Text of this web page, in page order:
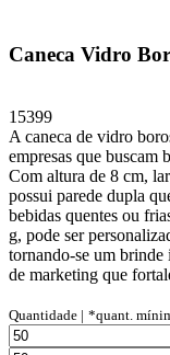
Caneca Vidro
15399
A caneca de vidro
empresas que buscam
Com altura de 8 cm,
possui parede dupla
bebidas quentes ou
g, pode ser
tornando-se um brinde
de marketing que
Quantidade | *quant.